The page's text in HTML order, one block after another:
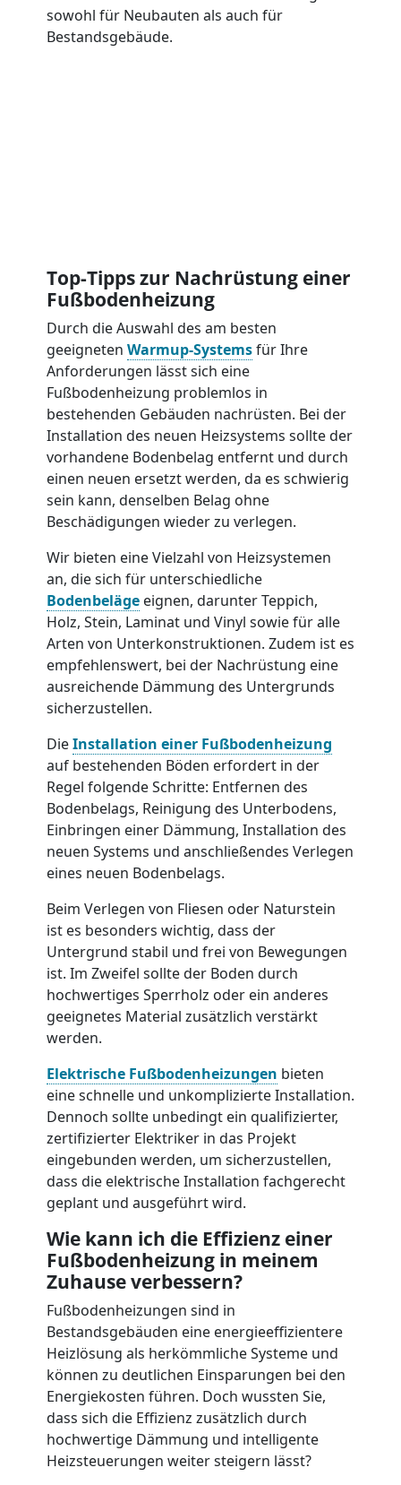
sowohl für Neubauten als auch für
Bestandsgebäude.
Top-Tipps zur Nachrüstung einer
Fußbodenheizung
Durch die Auswahl des am besten
geeigneten Warmup-Systemsfür Ihre
Anforderungen lässt sich eine
Fußbodenheizung problemlos in
bestehenden Gebäuden nachrüsten. Bei der
Installation des neuen Heizsystems sollte der
vorhandene Bodenbelag entfernt und durch
einen neuen ersetzt werden, da es schwierig
sein kann, denselben Belag ohne
Beschädigungen wieder zu verlegen.
Wir bieten eine Vielzahl von Heizsystemen
an, die sich für unterschiedliche
Bodenbeläge eignen, darunter Teppich,
Holz, Stein, Laminat und Vinyl sowie für alle
Arten von Unterkonstruktionen. Zudem ist es
empfehlenswert, bei der Nachrüstung eine
ausreichende Dämmung des Untergrunds
sicherzustellen.
DieInstallation einer Fußbodenheizung
auf bestehenden Böden erfordert in der
Regel folgende Schritte: Entfernen des
Bodenbelags, Reinigung des Unterbodens,
Einbringen einer Dämmung, Installation des
neuen Systems und anschließendes Verlegen
eines neuen Bodenbelags.
Beim Verlegen von Fliesen oder Naturstein
ist es besonders wichtig, dass der
Untergrund stabil und frei von Bewegungen
ist. Im Zweifel sollte der Boden durch
hochwertiges Sperrholz oder ein anderes
geeignetes Material zusätzlich verstärkt
werden.
Elektrische Fußbodenheizungen bieten
eine schnelle und unkomplizierte Installation.
Dennoch sollte unbedingt ein qualifizierter,
zertifizierter Elektriker in das Projekt
eingebunden werden, um sicherzustellen,
dass die elektrische Installation fachgerecht
geplant und ausgeführt wird.
Wie kann ich die Effizienz einer
Fußbodenheizung in meinem
Zuhause verbessern?
Fußbodenheizungen sind in
Bestandsgebäuden eine energieeffizientere
Heizlösung als herkömmliche Systeme und
können zu deutlichen Einsparungen bei den
Energiekosten führen. Doch wussten Sie,
dass sich die Effizienz zusätzlich durch
hochwertige Dämmung und intelligente
Heizsteuerungen weiter steigern lässt?